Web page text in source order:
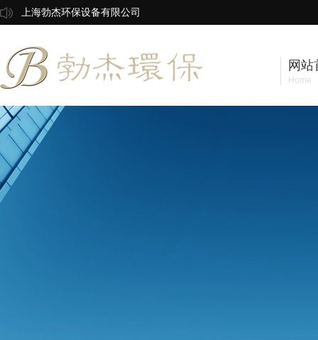
上海勃杰环保设备有限公司
网站
Home